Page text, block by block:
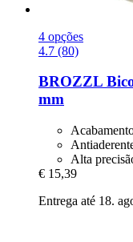
4 opções
4.7 (80)
BROZZL
mm
Alta
€ 15,39
Entrega até 18.